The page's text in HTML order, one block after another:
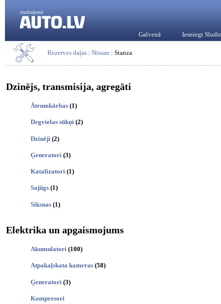
sludinājumi
Galvenā Iesniegt
Rezerves daļas : Nissan : Stanza
Dzinējs, transmisija, agregāti
Ātrumkārbas (1)
Degvielas sūkņi (2)
Dzinēji (2)
Ģeneratori (3)
Katalizatori (1)
Sajūgs (1)
Siksnas (1)
Elektrika un apgaismojums
Akumulatori (100)
Atpakaļskata kameras (58)
Ģeneratori (3)
Kompresori